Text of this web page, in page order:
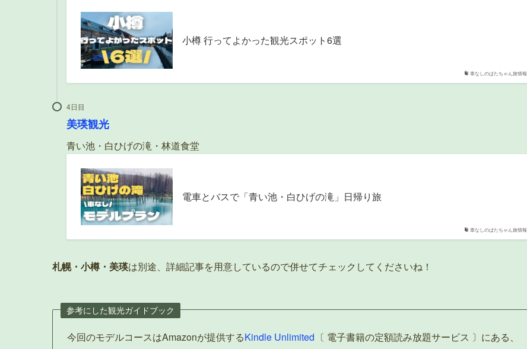
車なしのぱたちゃん旅情報
小樽 行ってよかった観光スポット6選
4日目
美瑛観光
青い池・白ひげの滝・林道食堂
車なしのぱたちゃん旅情報
電車とバスで「青い池・白ひげの滝」日帰り旅
札幌・小樽・美瑛は別途、詳細記事を用意しているので併せてチェックしてくださいね！
参考にした観光ガイドブック
今回のモデルコースはAmazonが提供するKindle Unlimited 〔 電子書籍の定額読み放題サービス 〕にある、